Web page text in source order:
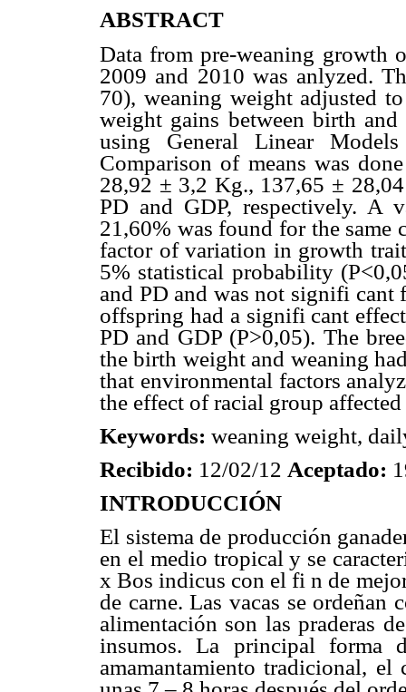
ABSTRACT
Data from pre-weaning growth
2009 and 2010 was anlyzed.
70), weaning weight adjusted
weight gains between birth
using General Linear
Comparison of means was
28,92 ± 3,2 Kg., 137,65 ±
PD and GDP, respectively. A
21,60% was found for the same
factor of variation in growth
5% statistical probability
and PD and was not signifi
offspring had a signifi cant
PD and GDP (P>0,05). The
the birth weight and weaning
that environmental factors
the effect of racial group
Keywords: weaning weight,
Recibido: 12/02/12 Aceptado:
INTRODUCCIÓN
El sistema de producción
en el medio tropical y se
x Bos indicus con el fi n de
de carne. Las vacas se ordeñan
alimentación son las praderas
insumos. La principal forma
amamantamiento tradicional,